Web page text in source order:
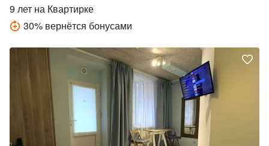
9 лет на Квартирке
30% вернётся бонусами